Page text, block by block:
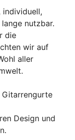
individuell,
nutzbar.
die
wir auf
aller
Gitarrengurte
Design und